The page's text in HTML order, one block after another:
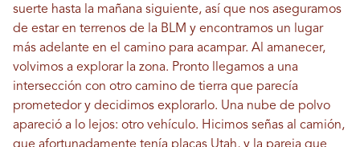
suerte hasta la mañana siguiente, así que nos aseguramos
de estar en terrenos de la BLM y encontramos un lugar
más adelante en el camino para acampar. Al amanecer,
volvimos a explorar la zona. Pronto llegamos a una
intersección con otro camino de tierra que parecía
prometedor y decidimos explorarlo. Una nube de polvo
apareció a lo lejos: otro vehículo. Hicimos señas al camión,